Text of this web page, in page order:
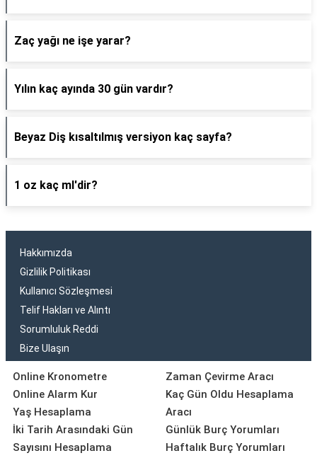
Zaç yağı ne işe yarar?
Yılın kaç ayında 30 gün vardır?
Beyaz Diş kısaltılmış versiyon kaç sayfa?
1 oz kaç ml'dir?
Hakkımızda
Gizlilik Politikası
Kullanıcı Sözleşmesi
Telif Hakları ve Alıntı
Sorumluluk Reddi
Bize Ulaşın
Online Kronometre
Online Alarm Kur
Yaş Hesaplama
İki Tarih Arasındaki Gün
Sayısını Hesaplama
Zaman Çevirme Aracı
Kaç Gün Oldu Hesaplama
Aracı
Günlük Burç Yorumları
Haftalık Burç Yorumları